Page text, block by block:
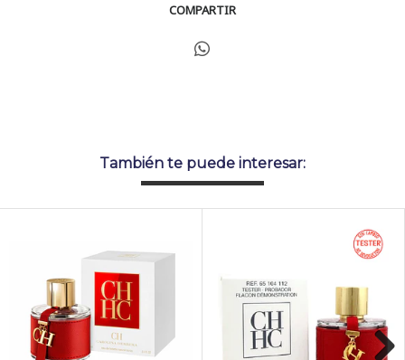
COMPARTIR
También te puede interesar: